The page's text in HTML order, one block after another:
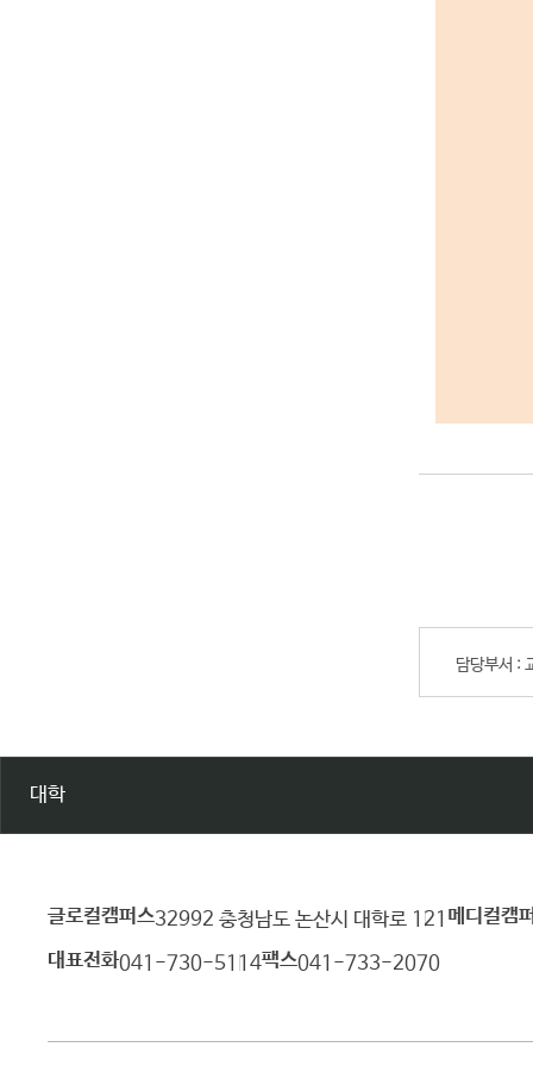
담당부서 :
대학
건
양
교
글로컬캠퍼스 32992 충청남도 논산시 대학로 121 메디컬캠
대표전화 041-730-5114 팩스 041-733-2070